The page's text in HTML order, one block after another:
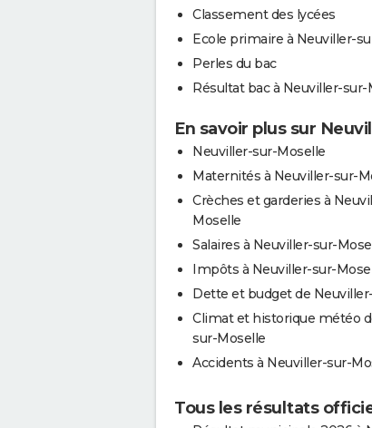
Classement des lycées
Ecole primaire à Neuviller-
Perles du bac
Résultat bac à Neuviller-sur-
En savoir plus sur
Neuviller-sur-Moselle
Maternités à Neuviller-sur-
Crèches et garderies à
Moselle
Salaires à Neuviller-sur-
Impôts à Neuviller-sur-
Dette et budget de
Climat et historique météo
sur-Moselle
Accidents à Neuviller-sur-
Tous les résultats